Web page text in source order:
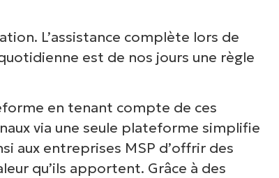
L’assistance complète lors de
est de nos jours une règle
en tenant compte de ces
via une seule plateforme simplifie
aux entreprises MSP d’offrir des
qu’ils apportent. Grâce à des
en action